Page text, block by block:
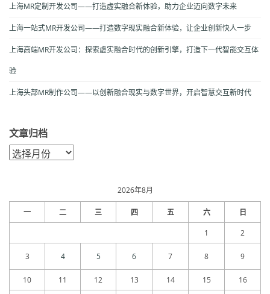
上海MR定制开发公司——打造虚实融合新体验，助力企业迈向数字未来
上海一站式MR开发公司——打造数字现实融合新体验，让企业创新快人一步
上海高端MR开发公司：探索虚实融合时代的创新引擎，打造下一代智能交互体
验
上海头部MR制作公司——以创新融合现实与数字世界，开启智慧交互新时代
文章归档
文
章
2026年8月
一 二 三 四 五 六 日
1 2
3 4 5 6 7 8 9
10 11 12 13 14 15
16